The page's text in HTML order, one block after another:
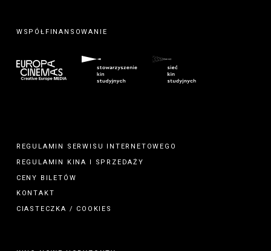
WSPÓŁFINANSOWANIE
REGULAMIN SERWISU INTERNETOWEGO
REGULAMIN KINA I
SPRZEDAŻY
CENY BILETÓW
KONTAKT
CIASTECZKA / COOKIES